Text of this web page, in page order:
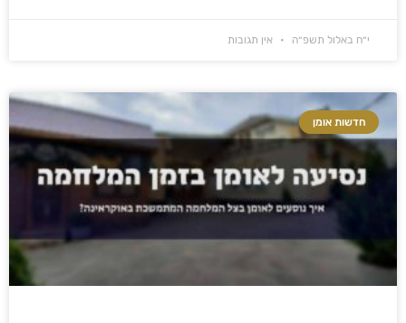
י״ח באלול תשפ״ה אין תגובות
חדשות אומן